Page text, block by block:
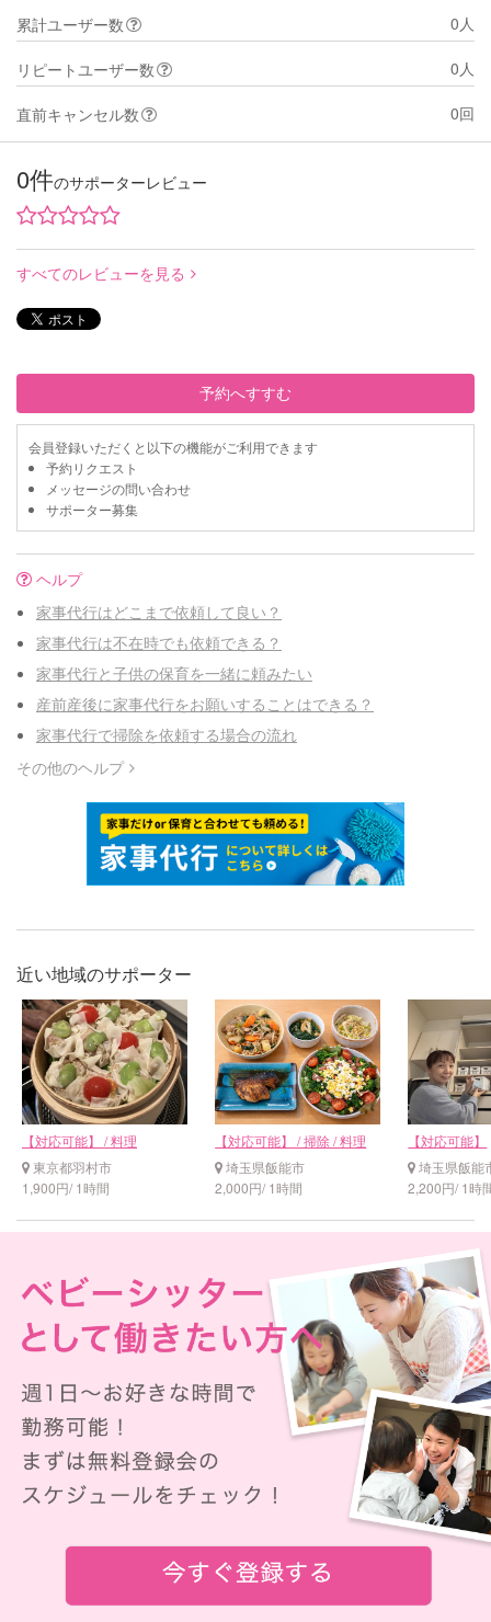
累計ユーザー数 0人
リピートユーザー数 0人
直前キャンセル数 0回
0件のサポーターレビュー
すべてのレビューを見る
予約へすすむ
会員登録いただくと以下の機能がご利用できます
予約リクエスト
メッセージの問い合わせ
サポーター募集
ヘルプ
家事代行はどこまで依頼して良い？
家事代行は不在時でも依頼できる？
家事代行と子供の保育を一緒に頼みたい
産前産後に家事代行をお願いすることはできる？
家事代行で掃除を依頼する場合の流れ
その他のヘルプ
近い地域のサポーター
【対応可能】 / 料理
東京都羽村市
1,900円/ 1時間
【対応可能】 / 掃除 / 料理
埼玉県飯能市
2,000円/ 1時間
【対応可能】
埼玉県飯能
2,200円/ 1時